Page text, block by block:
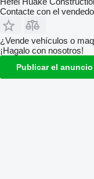
Contacte con el
¿Vende vehículos o
¡Hagalo con nosotros!
Publicar el anuncio